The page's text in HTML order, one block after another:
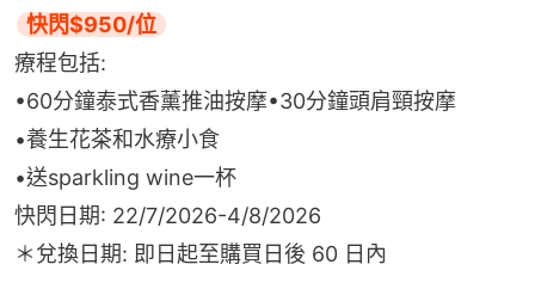
快閃$950/位
療程包括:
•60分鐘泰式香薰推油按摩•30分鐘頭肩頸按摩
•養生花茶和水療小食
•送sparkling wine一杯
快閃日期: 22/7/2026-4/8/2026
＊兌換日期: 即日起至購買日後 60 日內